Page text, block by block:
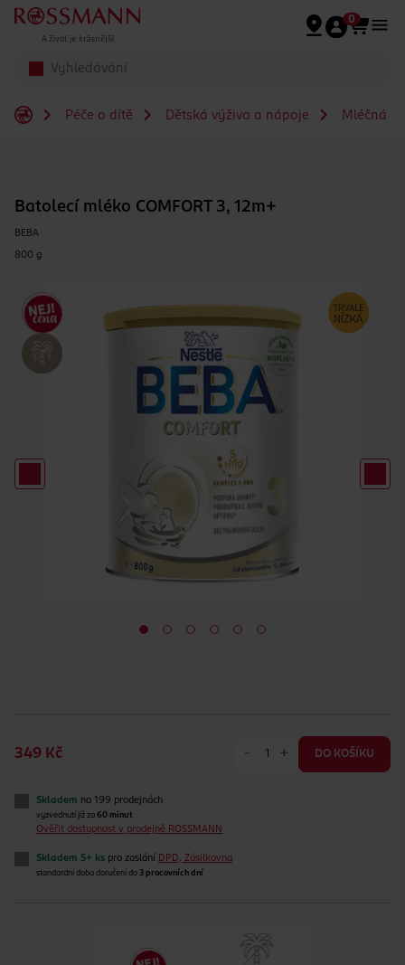
Přeskočit na hlavmní obsah
0
Péče o dítě Dětská výživa a nápoje Mléčná a
Batolecí mléko COMFORT 3, 12m+
BEBA
800 g
349 Kč - + DO KOŠÍKU
Skladem na 199 prodejnách
vyzvednutí již za 60 minut
Ověřit dostupnost v prodejně ROSSMANN
Skladem 5+ ks pro zaslání DPD, Zásilkovna
standardní doba doručení do 3 pracovních dní